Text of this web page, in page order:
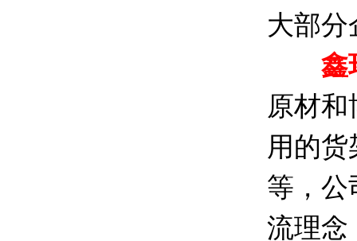
大部
鑫
原材
用的
等，公
流理念